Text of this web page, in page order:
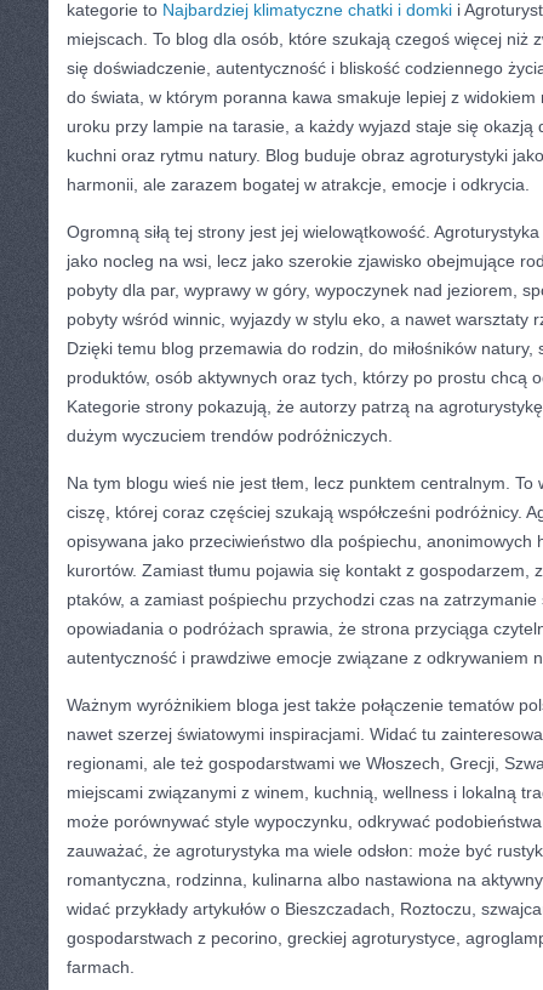
kategorie to Najbardziej klimatyczne chatki i domki i
miejscach. To blog dla osób, które szukają czegoś więcej niż
się doświadczenie, autentyczność i bliskość codziennego
do świata, w którym poranna kawa smakuje lepiej z widokiem
uroku przy lampie na tarasie, a każdy wyjazd staje się okazją
kuchni oraz rytmu natury. Blog buduje obraz agroturystyki
harmonii, ale zarazem bogatej w atrakcje, emocje i odkrycia.
Ogromną siłą tej strony jest jej wielowątkowość.
jako nocleg na wsi, lecz jako szerokie zjawisko obejmujące
pobyty dla par, wyprawy w góry, wypoczynek nad jeziorem,
pobyty wśród winnic, wyjazdy w stylu eko, a nawet warsztaty
Dzięki temu blog przemawia do rodzin, do miłośników natury,
produktów, osób aktywnych oraz tych, którzy po prostu chcą
Kategorie strony pokazują, że autorzy patrzą na
dużym wyczuciem trendów podróżniczych.
Na tym blogu wieś nie jest tłem, lecz punktem centralnym. To
ciszę, której coraz częściej szukają współcześni podróżnicy.
opisywana jako przeciwieństwo dla pośpiechu, anonimowych
kurortów. Zamiast tłumu pojawia się kontakt z gospodarzem,
ptaków, a zamiast pośpiechu przychodzi czas na zatrzymanie
opowiadania o podróżach sprawia, że strona przyciąga
autentyczność i prawdziwe emocje związane z odkrywaniem
Ważnym wyróżnikiem bloga jest także połączenie tematów
nawet szerzej światowymi inspiracjami. Widać tu
regionami, ale też gospodarstwami we Włoszech, Grecji,
miejscami związanymi z winem, kuchnią, wellness i lokalną
może porównywać style wypoczynku, odkrywać
zauważać, że agroturystyka ma wiele odsłon: może być
romantyczna, rodzinna, kulinarna albo nastawiona na
widać przykłady artykułów o Bieszczadach, Roztoczu,
gospodarstwach z pecorino, greckiej agroturystyce,
farmach.